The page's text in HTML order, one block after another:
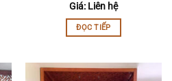
Giá: Liên hệ
ĐỌC TIẾP